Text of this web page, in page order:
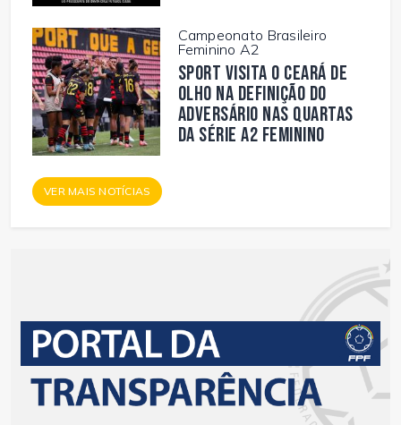
Campeonato Brasileiro
Feminino A2
Sport visita o Ceará de
olho na definição do
adversário nas quartas
da Série A2 Feminino
VER MAIS NOTÍCIAS